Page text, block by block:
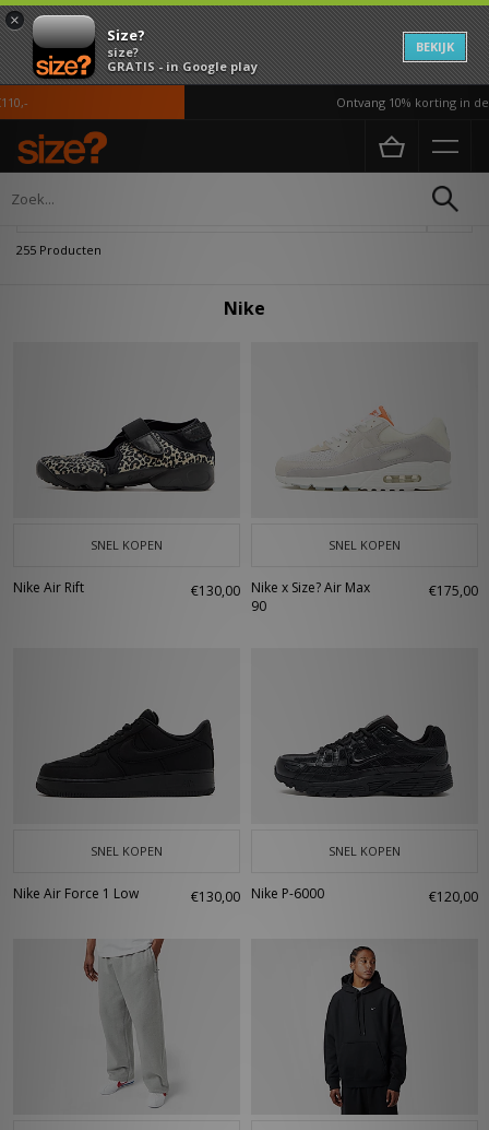
×
Size?
size?
GRATIS - in Google play
BEKIJK
Ontvang 10% korting in de APP*
Home Nike
255 Producten
Nike
SNEL KOPEN
Nike Air Rift €130,00
SNEL KOPEN
Nike x Size? Air Max
90
€175,00
SNEL KOPEN
Nike Air Force 1 Low €130,00
SNEL KOPEN
Nike P-6000 €120,00